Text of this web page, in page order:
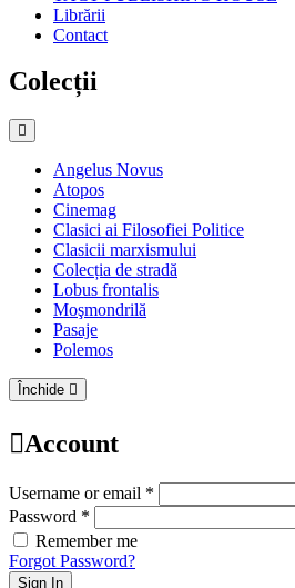
Librării
Contact
Colecții
Angelus Novus
Atopos
Cinemag
Clasici ai Filosofiei Politice
Clasicii marxismului
Colecția de stradă
Lobus frontalis
Moşmondrilă
Pasaje
Polemos
Închide
Account
Username or email *
Password *
Remember me
Forgot Password?
Sign In